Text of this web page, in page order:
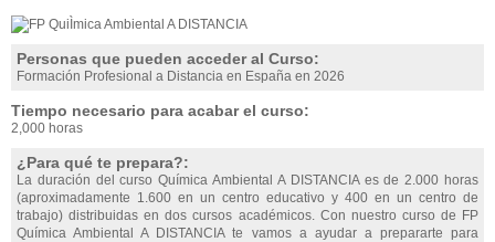
Personas que pueden acceder al Curso:
Formación Profesional a Distancia en España en 2026
Tiempo necesario para acabar el curso:
2,000 horas
¿Para qué te prepara?:
La duración del curso Química Ambiental A DISTANCIA es de 2.000 horas
(aproximadamente 1.600 en un centro educativo y 400 en un centro de
trabajo) distribuidas en dos cursos académicos. Con nuestro curso de FP
Química Ambiental A DISTANCIA te vamos a ayudar a prepararte para